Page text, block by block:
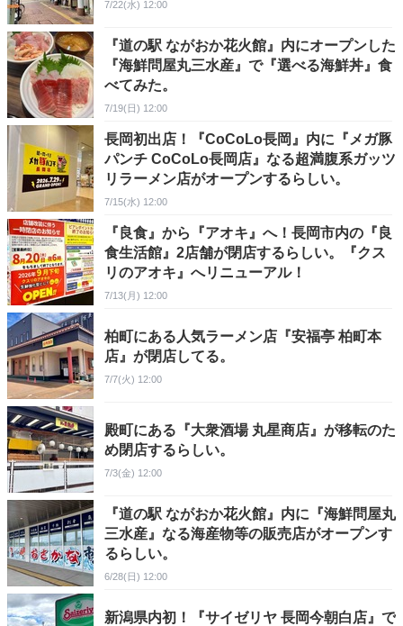
7/22(水) 12:00
『道の駅 ながおか花火館』内にオープンした
『海鮮問屋丸三水産』で『選べる海鮮丼』食
べてみた。
7/19(日) 12:00
長岡初出店！『CoCoLo長岡』内に『メガ豚
パンチ CoCoLo長岡店』なる超満腹系ガッツ
リラーメン店がオープンするらしい。
7/15(水) 12:00
『良食』から『アオキ』へ！長岡市内の『良
食生活館』2店舗が閉店するらしい。『クス
リのアオキ』へリニューアル！
7/13(月) 12:00
柏町にある人気ラーメン店『安福亭 柏町本
店』が閉店してる。
7/7(火) 12:00
殿町にある『大衆酒場 丸星商店』が移転のた
め閉店するらしい。
7/3(金) 12:00
『道の駅 ながおか花火館』内に『海鮮問屋丸
三水産』なる海産物等の販売店がオープンす
るらしい。
6/28(日) 12:00
新潟県内初！『サイゼリヤ 長岡今朝白店』で